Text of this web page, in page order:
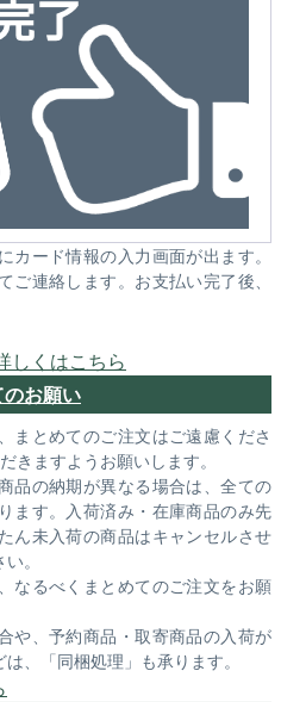
ード情報の入力画面が出ます。
連絡します。お支払い完了後、
しくはこちら
お願い
まとめてのご注文はご遠慮くださ
きますようお願いします。
品の納期が異なる場合は、全ての
ます。入荷済み・在庫商品のみ先
ん未入荷の商品はキャンセルさせ
。
なるべくまとめてのご注文をお願
や、予約商品・取寄商品の入荷が
、「同梱処理」も承ります。